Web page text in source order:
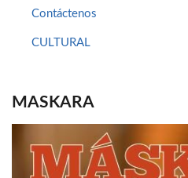
Contáctenos
CULTURAL
MASKARA